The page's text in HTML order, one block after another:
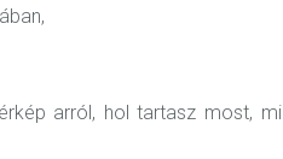
arról, hol tartasz most, mi